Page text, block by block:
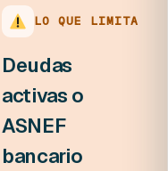
LO QUE LIMITA
Deudas
activas o
ASNEF
bancario